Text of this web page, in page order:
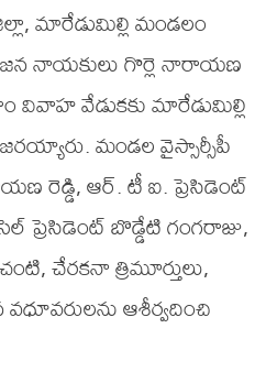
మారేడుమిల్లి మండలం
నాయకులు గొర్లె నారాయణ
వివాహ వేడుకకు మారేడుమిల్లి
మండల వైస్సార్సీపీ
రెడ్డి, ఆర్. టీ ఐ. ప్రెసిడెంట్
ప్రెసిడెంట్ బొడ్డేటి గంగరాజు,
చేరకనా త్రిమూర్తులు,
వధూవరులను ఆశీర్వదించి